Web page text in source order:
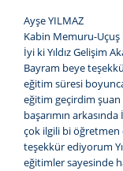
Ayşe YILMAZ
Kabin Memuru-
İyi ki Yıldız Gelişim
Bayram beye
eğitim süresi
eğitim geçirdim
başarımın
çok ilgili bi
teşekkür ediyorum
eğitimler sayesinde